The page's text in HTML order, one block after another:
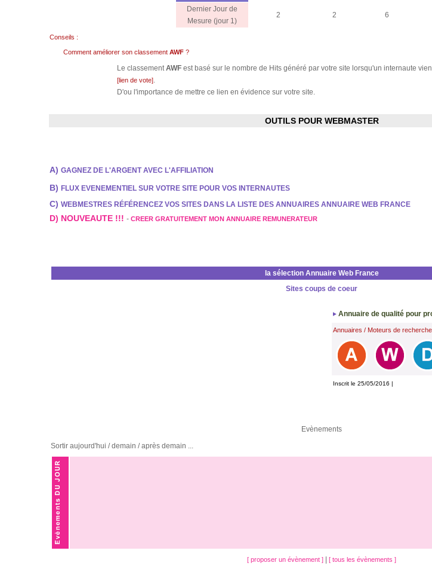
Dernier Jour de
Mesure (jour 1)
2 2 6
Conseils :
Comment améliorer son classement AWF ?
Le classementAWF est basé sur le nombre de Hits généré par votre site lorsqu'un internaute
[lien de vote].
D'ou l'importance de mettre ce lien en évidence sur votre site.
OUTILS POUR WEBMASTER
A) GAGNEZ DE L'ARGENT AVEC L'AFFILIATION
B) FLUX EVENEMENTIEL SUR VOTRE SITE POUR VOS INTERNAUTES
C) WEBMESTRES RÉFÉRENCEZ VOS SITES DANS LA LISTE DES ANNUAIRES ANNUAIRE WEB FRANCE
D) NOUVEAUTE !!! - CREER GRATUITEMENT MON ANNUAIRE REMUNERATEUR
la sélection Annuaire Web France
Sites coups de coeur
Annuaire de qualité pour
Annuaires / Moteurs de recherche
Inscrit le 25/05/2016 |
Evènements
Sortir aujourd'hui / demain / après demain ...
[ proposer un évènement ] [ tous les évènements ]